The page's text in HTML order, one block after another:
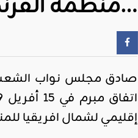
إقليمي لشمال افريقيا